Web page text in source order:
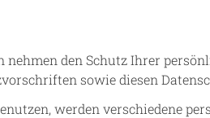
nehmen den Schutz Ihrer
sowie diesen
werden verschiedene